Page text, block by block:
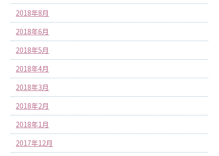
2018年8月
2018年6月
2018年5月
2018年4月
2018年3月
2018年2月
2018年1月
2017年12月